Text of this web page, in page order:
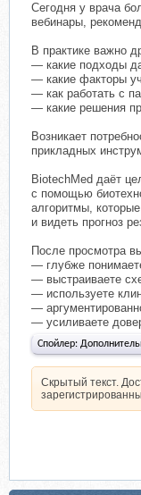
Сегодня у врача
вебинары,
В практике важно
— какие подходы
— какие факторы
— как работать с
— какие решения
Возникает
прикладных
BiotechMed даёт
с помощью
алгоритмы,
и видеть прогноз
После просмотра
— глубже
— выстраиваете
— используете
—
— усиливаете
Спойлер:
Скрытый текст.